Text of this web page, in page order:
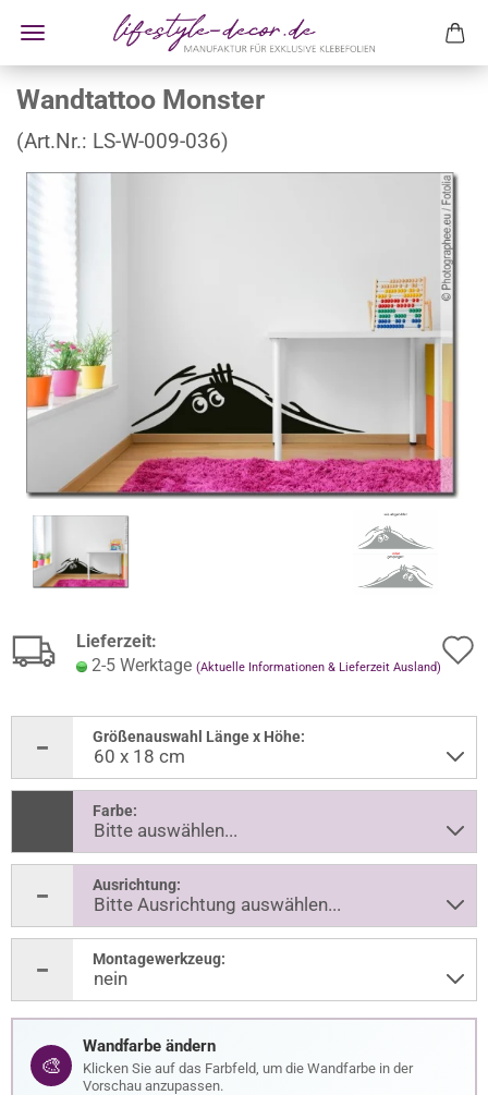
Wandtattoo Monster
(Art.Nr.: LS-W-009-036)
Lieferzeit:
2-5 Werktage (Aktuelle Informationen & Lieferzeit Ausland)
Größenauswahl Länge x Höhe:
Farbe:
Ausrichtung:
Montagewerkzeug:
🎨
Wandfarbe ändern
Klicken Sie auf das Farbfeld, um die Wandfarbe in der
Vorschau anzupassen.